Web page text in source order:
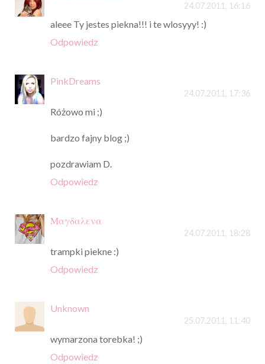
24.07.2011, 16:16
aleee Ty jestes piekna!!! i te wlosyyy! :)
Odpowiedz
PinkDreams
24.07.2011, 17:36
Różowo mi ;)
bardzo fajny blog ;)
pozdrawiam D.
Odpowiedz
Μαγδαλενα
24.07.2011, 18:28
trampki piekne :)
Odpowiedz
Unknown
25.07.2011, 11:40
wymarzona torebka! ;)
Odpowiedz